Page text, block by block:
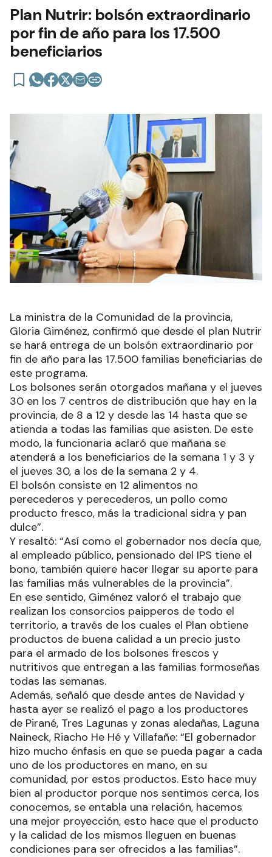
Plan Nutrir: bolsón extraordinario
por fin de año para los 17.500
beneficiarios
La ministra de la Comunidad de la provincia,
Gloria Giménez, confirmó que desde el plan Nutrir
se hará entrega de un bolsón extraordinario por
fin de año para las 17.500 familias beneficiarias de
este programa.
Los bolsones serán otorgados mañana y el jueves
30 en los 7 centros de distribución que hay en la
provincia, de 8 a 12 y desde las 14 hasta que se
atienda a todas las familias que asisten. De este
modo, la funcionaria aclaró que mañana se
atenderá a los beneficiarios de la semana 1 y 3 y
el jueves 30, a los de la semana 2 y 4.
El bolsón consiste en 12 alimentos no
perecederos y perecederos, un pollo como
producto fresco, más la tradicional sidra y pan
dulce”.
Y resaltó: “Así como el gobernador nos decía que,
al empleado público, pensionado del IPS tiene el
bono, también quiere hacer llegar su aporte para
las familias más vulnerables de la provincia”.
En ese sentido, Giménez valoró el trabajo que
realizan los consorcios paipperos de todo el
territorio, a través de los cuales el Plan obtiene
productos de buena calidad a un precio justo
para el armado de los bolsones frescos y
nutritivos que entregan a las familias formoseñas
todas las semanas.
Además, señaló que desde antes de Navidad y
hasta ayer se realizó el pago a los productores
de Pirané, Tres Lagunas y zonas aledañas, Laguna
Naineck, Riacho He Hé y Villafañe: “El gobernador
hizo mucho énfasis en que se pueda pagar a cada
uno de los productores en mano, en su
comunidad, por estos productos. Esto hace muy
bien al productor porque nos sentimos cerca, los
conocemos, se entabla una relación, hacemos
una mejor proyección, esto hace que el producto
y la calidad de los mismos lleguen en buenas
condiciones para ser ofrecidos a las familias”.